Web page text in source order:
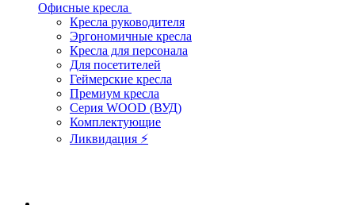
Офисные кресла
Кресла руководителя
Эргономичные кресла
Кресла для персонала
Для посетителей
Геймерские кресла
Премиум кресла
Серия WOOD (ВУД)
Комплектующие
Ликвидация ⚡